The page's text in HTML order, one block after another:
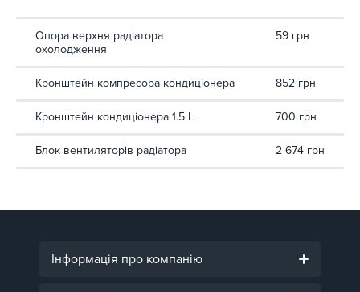
Опора верхня радіатора
охолодження
59 грн
Кронштейн компресора кондиціонера 852 грн
Кронштейн кондиціонера 1.5 L 700 грн
Блок вентиляторів радіатора 2 674 грн
Інформація про компанію